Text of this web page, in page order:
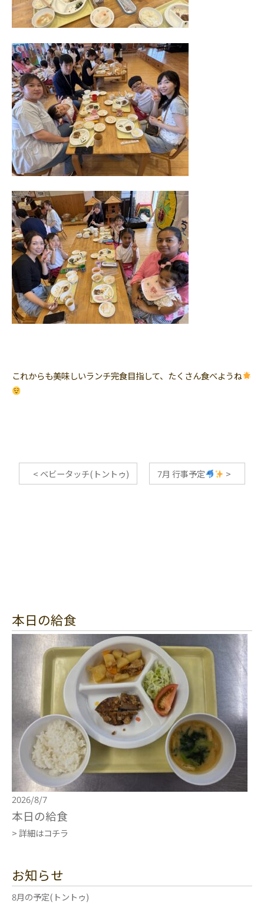
これからも美味しいランチ完食目指して、たくさん食べようね
< ベビータッチ(トントゥ) 7月 行事予定 >
本日の給食
2026/8/7
本日の給食
> 詳細はコチラ
お知らせ
8月の予定(トントゥ)